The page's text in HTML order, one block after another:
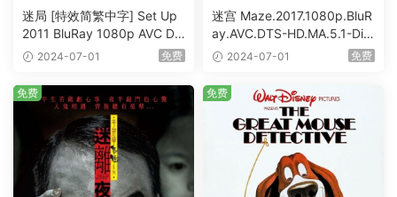
迷局 [特效简繁中字] Set Up
2011 BluRay 1080p AVC DT
S-HD MA5.1-shhaclm@CHD
2024-07-01 免费
迷宫 Maze.2017.1080p.BluR
ay.AVC.DTS-HD.MA.5.1-DiY
@HDHome [BDISO 19.7GB]
2024-07-01 免费
免费 免费